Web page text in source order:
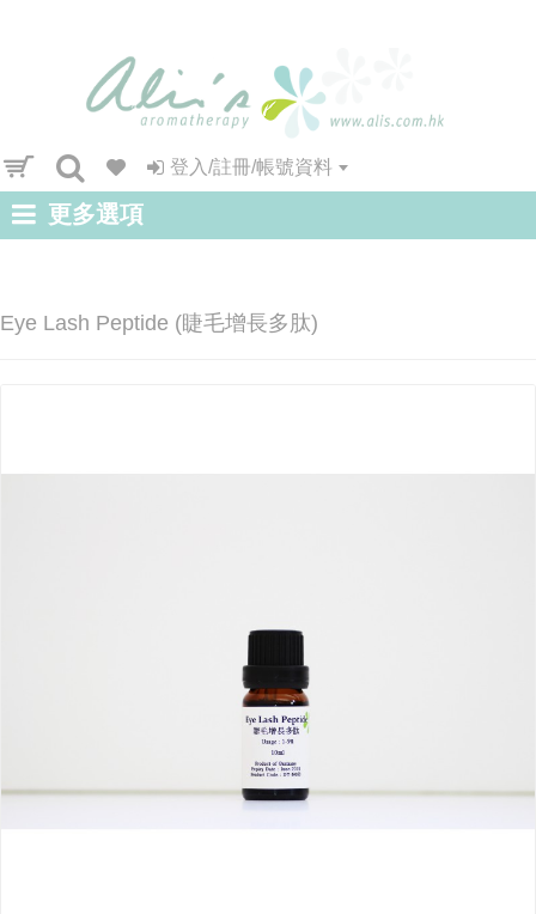
登入/註冊/帳號資料
更多選項
Eye Lash Peptide (睫毛增長多肽)